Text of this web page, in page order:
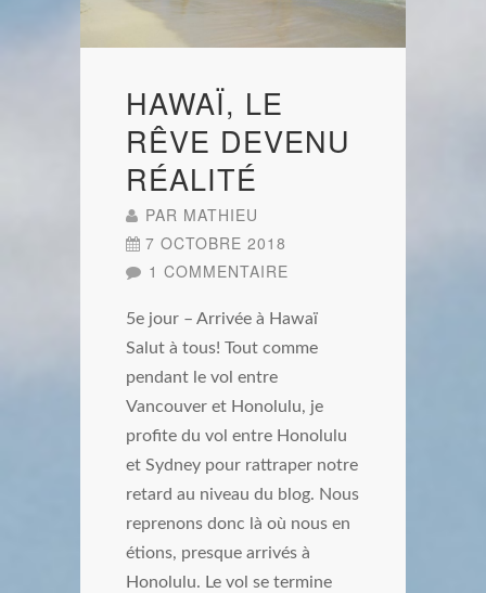
HAWAÏ, LE
RÊVE DEVENU
RÉALITÉ
PAR MATHIEU
7 OCTOBRE 2018
1 COMMENTAIRE
5e jour – Arrivée à Hawaï
Salut à tous! Tout comme
pendant le vol entre
Vancouver et Honolulu, je
profite du vol entre Honolulu
et Sydney pour rattraper notre
retard au niveau du blog. Nous
reprenons donc là où nous en
étions, presque arrivés à
Honolulu. Le vol se termine